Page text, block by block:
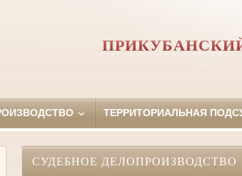
ТЕРРИТОРИАЛЬНАЯ
СУДЕБНОЕ ДЕЛОПРОИЗВОДСТВО